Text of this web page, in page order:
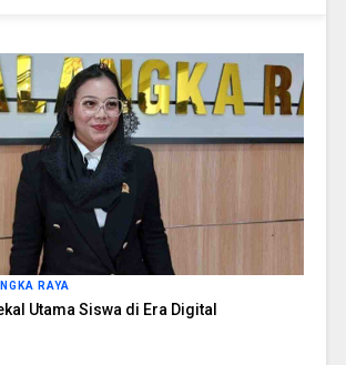
RAYA
Utama Siswa di Era Digital